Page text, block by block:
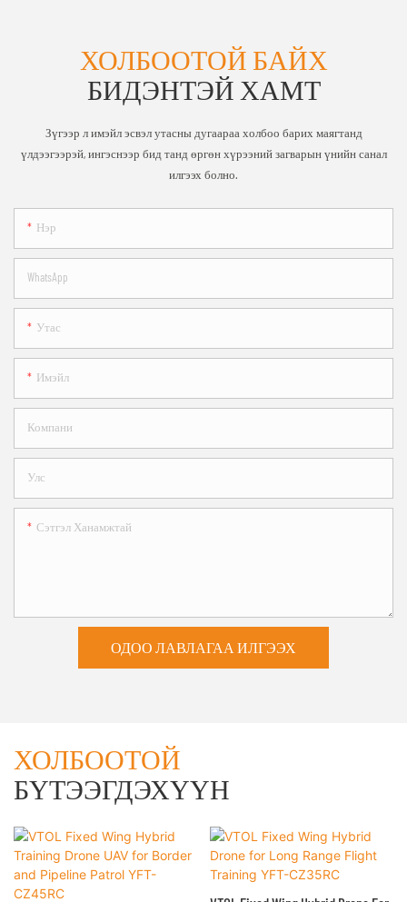
ХОЛБООТОЙ БАЙХ
БИДЭНТЭЙ ХАМТ
Зүгээр л имэйл эсвэл утасны дугаараа холбоо барих маягтанд
үлдээгээрэй, ингэснээр бид танд өргөн хүрээний загварын үнийн санал
илгээх болно.
Нэр
WhatsApp
Утас
Имэйл
Компани
Улс
Сэтгэл Ханамжтай
ОДОО ЛАВЛАГАА ИЛГЭЭХ
ХОЛБООТОЙ
БҮТЭЭГДЭХҮҮН